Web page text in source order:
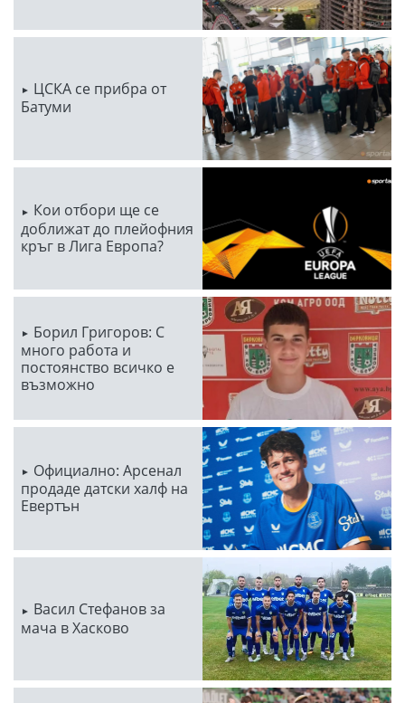
ЦСКА се прибра от
Батуми
Кои отбори ще се
доближат до плейофния
кръг в Лига Европа?
Борил Григоров: С
много работа и
постоянство всичко е
възможно
Официално: Арсенал
продаде датски халф на
Евертън
Васил Стефанов за
мача в Хасково